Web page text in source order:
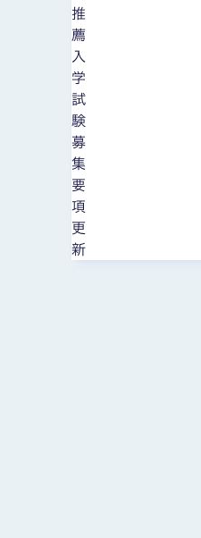
推
薦
入
学
試
験
募
集
要
項
更
新